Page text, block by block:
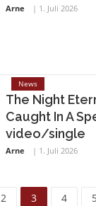
Arne 1. Juli 2026
News
The Night
Caught In A
video/single
Arne 1. Juli 2026
Page
2 Page
3 Page
4